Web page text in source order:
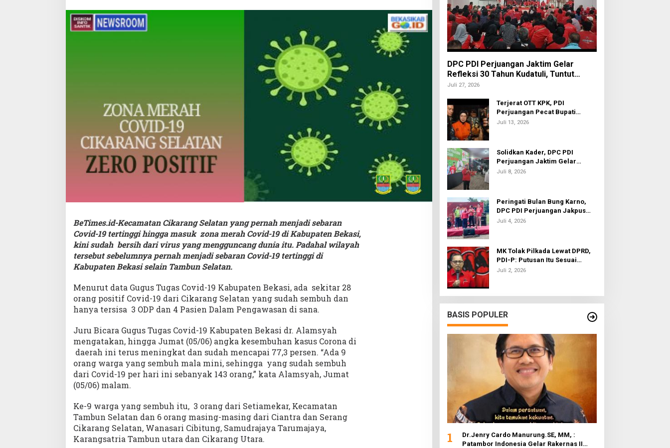
BeTimes.id-Kecamatan Cikarang Selatan yang pernah menjadi sebaran
Covid-19 tertinggi hingga masuk zona merah Covid-19 di Kabupaten Bekasi,
kini sudah bersih dari virus yang mengguncang dunia itu. Padahal wilayah
tersebut sebelumnya pernah menjadi sebaran Covid-19 tertinggi di
Kabupaten Bekasi selain Tambun Selatan.
Menurut data Gugus Tugas Covid-19 Kabupaten Bekasi, ada sekitar 28
orang positif Covid-19 dari Cikarang Selatan yang sudah sembuh dan
hanya tersisa 3 ODP dan 4 Pasien Dalam Pengawasan di sana.
Juru Bicara Gugus Tugas Covid-19 Kabupaten Bekasi dr. Alamsyah
mengatakan, hingga Jumat (05/06) angka kesembuhan kasus Corona di
daerah ini terus meningkat dan sudah mencapai 77,3 persen. “Ada 9
orang warga yang sembuh mala mini, sehingga yang sudah sembuh
dari Covid-19 per hari ini sebanyak 143 orang,” kata Alamsyah, Jumat
(05/06) malam.
Ke-9 warga yang sembuh itu, 3 orang dari Setiamekar, Kecamatan
Tambun Selatan dan 6 orang masing-masing dari Ciantra dan Serang
Cikarang Selatan, Wanasari Cibitung, Samudrajaya Tarumajaya,
Karangsatria Tambun utara dan Cikarang Utara.
DPC PDI Perjuangan Jaktim Gelar
Refleksi 30 Tahun Kudatuli, Tuntut
Penuntasan Hukum Aktor Intelektual
Juli 27, 2026
Terjerat OTT KPK, PDI
Perjuangan Pecat Bupati
Sukoharjo Etik Suryani
Juli 13, 2026
Solidkan Kader, DPC PDI
Perjuangan Jaktim Gelar
Nobar Piala Dunia 2026
Juli 8, 2026
Peringati Bulan Bung Karno,
DPC PDI Perjuangan Jakpus
Gelar Turnamen Sepak Bola U-
Juli 4, 2026
MK Tolak Pilkada Lewat DPRD,
PDI-P: Putusan Itu Sesuai
dengan Semangat Reformasi
Juli 2, 2026
BASIS POPULER
1
Dr.Jenry Cardo Manurung.SE, MM, :
Patambor Indonesia Gelar Rakernas II